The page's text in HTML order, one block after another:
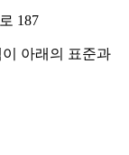
187
아래의 표준과